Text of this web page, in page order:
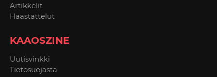
Artikkelit
Haastattelut
KAAOSZINE
Uutisvinkki
Tietosuojasta